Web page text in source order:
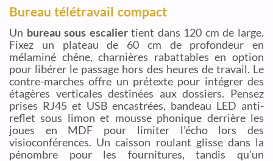
Bureau télétravail compact
Un bureau sous escaliertient dans 120 cm de large.
Fixez un plateau de 60 cm de profondeur en
mélaminé chêne, charnières rabattables en option
pour libérer le passage hors des heures de travail. Le
contre-marches offre un prétexte pour intégrer des
étagères verticales destinées aux dossiers. Pensez
prises RJ45 et USB encastrées, bandeau LED anti-
reflet sous limon et mousse phonique derrière les
joues en MDF pour limiter l’écho lors des
visioconférences. Un caisson roulant glisse dans la
pénombre pour les fournitures, tandis qu’un